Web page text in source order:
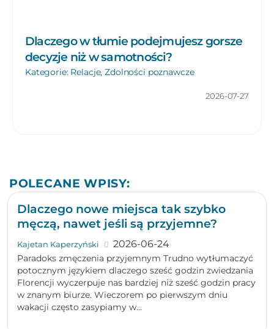
Dlaczego w tłumie podejmujesz gorsze
decyzje niż w samotności?
Kategorie: Relacje,Zdolności poznawcze
2026-07-27
POLECANE WPISY:
Dlaczego nowe miejsca tak szybko
męczą, nawet jeśli są przyjemne?
Kajetan Kaperzyński 2026-06-24
Paradoks zmęczenia przyjemnym Trudno wytłumaczyć
potocznym językiem dlaczego sześć godzin zwiedzania
Florencji wyczerpuje nas bardziej niż sześć godzin pracy
w znanym biurze. Wieczorem po pierwszym dniu
wakacji często zasypiamy w...